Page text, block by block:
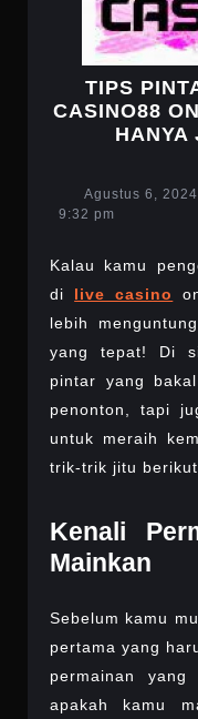
TIPS
CASINO88
HANYA
Agustus 6, 2024
9:32 pm
Kalau kamu
di live casino
lebih
yang tepat! Di
pintar yang
penonton, tapi
untuk meraih
trik-trik jitu
Kenali
Mainkan
Sebelum kamu
pertama yang
permainan
apakah kamu